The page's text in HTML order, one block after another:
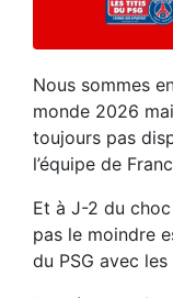
Nous sommes
monde 2026
toujours pas
l’équipe de
Et à J-2 du
pas le moindre
du PSG avec les